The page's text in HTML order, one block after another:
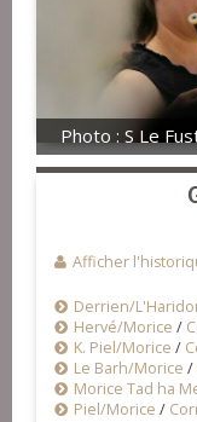
Photo : S Le
Afficher
Derrien/
Hervé/Morice /
K. Piel/Morice /
Le Barh/Morice /
Morice Tad ha
Piel/Morice /